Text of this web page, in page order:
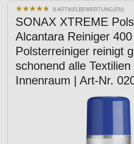
★★★★★
★★★★★ 8 ARTIKELBEWERTUNG(EN)
SONAX XTREME
Alcantara Reiniger
Polsterreiniger reinigt
schonend alle Textilien
Innenraum | Art-Nr.